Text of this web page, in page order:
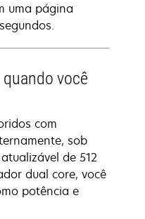
uma página
você
com
sob
de 512
dual core, você
potência e